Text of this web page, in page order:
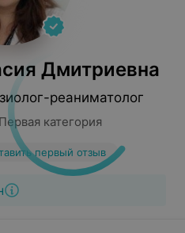
Дмитриевна
реаниматолог
категория
первый отзыв